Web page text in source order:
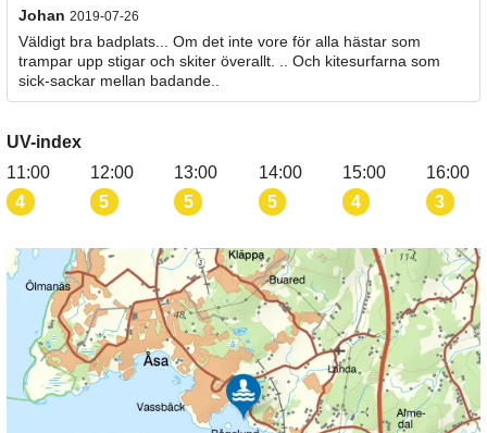
Johan 2019-07-26
Väldigt bra badplats... Om det inte vore för alla hästar som
trampar upp stigar och skiter överallt. .. Och kitesurfarna som
sick-sackar mellan badande..
UV-index
11:00
4
12:00
5
13:00
5
14:00
5
15:00
4
16:00
3